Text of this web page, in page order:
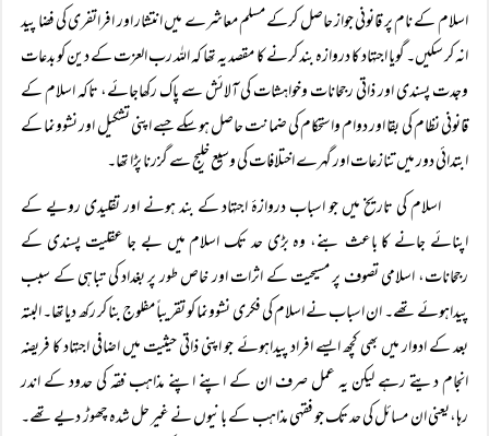
اسلام کے نام پر قانونی جواز حاصل کرکے مسلم معاشرے میں انتشار اور افراتفری کی فضا پید
انہ کر سکیں۔ گویا اجتہاد کا دروازہ بند کرنے کا مقصد یہ تھا کہ اللہ رب العزت کے دین کو بدعات
وجدت پسندی اور ذاتی رجحانات وخواہشات کی آلائش سے پاک رکھاجائے، تاکہ اسلام کے
قانونی نظام کی بقا اور دوام واستحکام کی ضمانت حاصل ہو سکے جسے اپنی تشکیل اور نشوونما کے
ابتدائی دور میں تنازعات اور گہرے اختلافات کی وسیع خلیج سے گزرنا پڑا تھا۔
اسلام کی تاریخ میں جو اسباب دروازۂ اجتہاد کے بند ہونے اور تقلیدی رویے کے
اپنائے جانے کا باعث بنے، وہ بڑی حد تک اسلام میں بے جا عقلیت پسندی کے
رجحانات، اسلامی تصوف پر مسیحیت کے اثرات اور خاص طور پر بغداد کی تباہی کے سبب
پیداہوئے تھے۔ ان اسباب نے اسلام کی فکری نشوونما کو تقریباً مفلوج بنا کر رکھ دیاتھا۔ البتہ
بعد کے ادوار میں بھی کچھ ایسے افراد پیداہوئے جو اپنی ذاتی حیثیت میں اضافی اجتہاد کا فریضہ
انجام دیتے رہے لیکن یہ عمل صرف ان کے اپنے اپنے مذاہب فقہ کی حدود کے اندر
رہا،یعنی ان مسائل کی حد تک جو فقہی مذاہب کے بانیوں نے غیر حل شدہ چھوڑ دیے تھے۔